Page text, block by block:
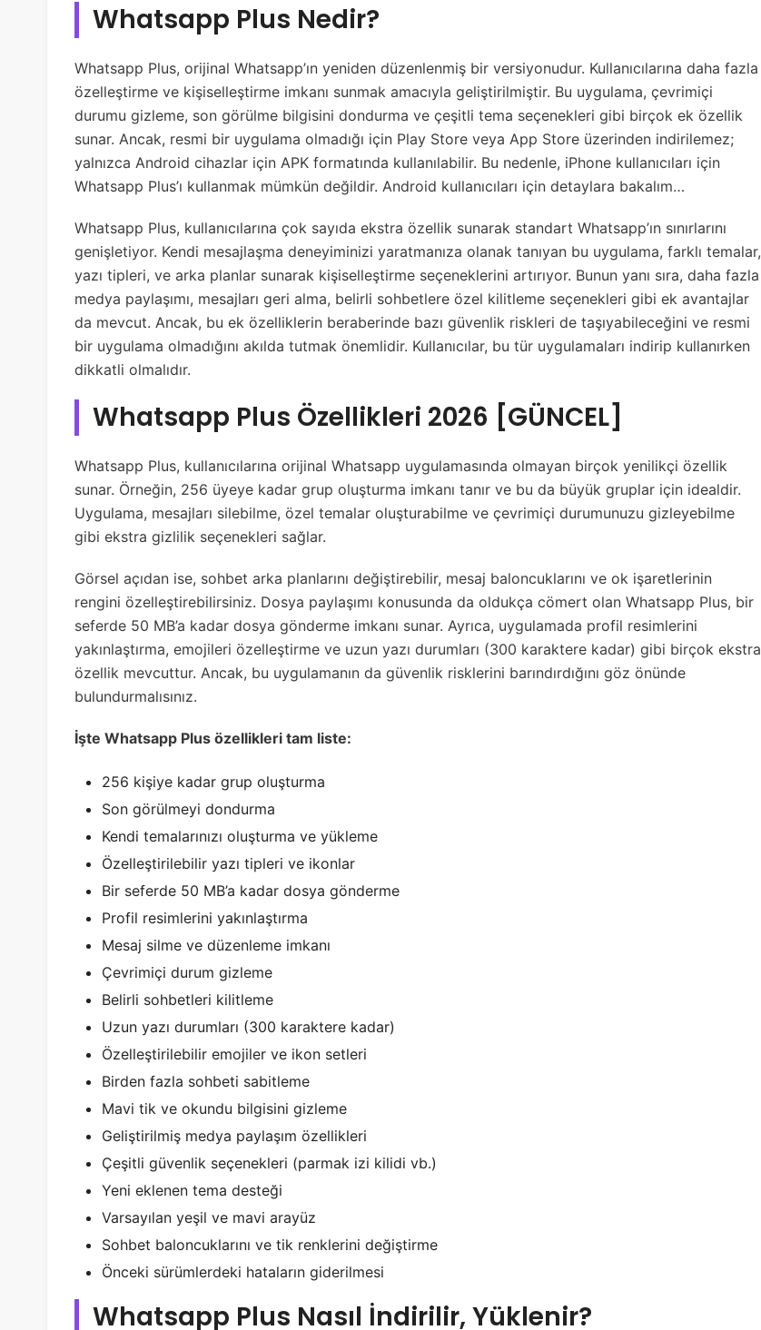
Whatsapp Plus Nedir?
Whatsapp Plus, orijinal Whatsapp’ın yeniden düzenlenmiş bir versiyonudur. Kullanıcılarına daha fazla
özelleştirme ve kişiselleştirme imkanı sunmak amacıyla geliştirilmiştir. Bu uygulama, çevrimiçi
durumu gizleme, son görülme bilgisini dondurma ve çeşitli tema seçenekleri gibi birçok ek özellik
sunar. Ancak, resmi bir uygulama olmadığı için Play Store veya App Store üzerinden indirilemez;
yalnızca Android cihazlar için APK formatında kullanılabilir. Bu nedenle, iPhone kullanıcıları için
Whatsapp Plus’ı kullanmak mümkün değildir. Android kullanıcıları için detaylara bakalım…
Whatsapp Plus, kullanıcılarına çok sayıda ekstra özellik sunarak standart Whatsapp’ın sınırlarını
genişletiyor. Kendi mesajlaşma deneyiminizi yaratmanıza olanak tanıyan bu uygulama, farklı temalar,
yazı tipleri, ve arka planlar sunarak kişiselleştirme seçeneklerini artırıyor. Bunun yanı sıra, daha fazla
medya paylaşımı, mesajları geri alma, belirli sohbetlere özel kilitleme seçenekleri gibi ek avantajlar
da mevcut. Ancak, bu ek özelliklerin beraberinde bazı güvenlik riskleri de taşıyabileceğini ve resmi
bir uygulama olmadığını akılda tutmak önemlidir. Kullanıcılar, bu tür uygulamaları indirip kullanırken
dikkatli olmalıdır.
Whatsapp Plus Özellikleri 2026 [GÜNCEL]
Whatsapp Plus, kullanıcılarına orijinal Whatsapp uygulamasında olmayan birçok yenilikçi özellik
sunar. Örneğin, 256 üyeye kadar grup oluşturma imkanı tanır ve bu da büyük gruplar için idealdir.
Uygulama, mesajları silebilme, özel temalar oluşturabilme ve çevrimiçi durumunuzu gizleyebilme
gibi ekstra gizlilik seçenekleri sağlar.
Görsel açıdan ise, sohbet arka planlarını değiştirebilir, mesaj baloncuklarını ve ok işaretlerinin
rengini özelleştirebilirsiniz. Dosya paylaşımı konusunda da oldukça cömert olan Whatsapp Plus, bir
seferde 50 MB’a kadar dosya gönderme imkanı sunar. Ayrıca, uygulamada profil resimlerini
yakınlaştırma, emojileri özelleştirme ve uzun yazı durumları (300 karaktere kadar) gibi birçok ekstra
özellik mevcuttur. Ancak, bu uygulamanın da güvenlik risklerini barındırdığını göz önünde
bulundurmalısınız.
İşte Whatsapp Plus özellikleri tam liste:
256 kişiye kadar grup oluşturma
Son görülmeyi dondurma
Kendi temalarınızı oluşturma ve yükleme
Özelleştirilebilir yazı tipleri ve ikonlar
Bir seferde 50 MB’a kadar dosya gönderme
Profil resimlerini yakınlaştırma
Mesaj silme ve düzenleme imkanı
Çevrimiçi durum gizleme
Belirli sohbetleri kilitleme
Uzun yazı durumları (300 karaktere kadar)
Özelleştirilebilir emojiler ve ikon setleri
Birden fazla sohbeti sabitleme
Mavi tik ve okundu bilgisini gizleme
Geliştirilmiş medya paylaşım özellikleri
Çeşitli güvenlik seçenekleri (parmak izi kilidi vb.)
Yeni eklenen tema desteği
Varsayılan yeşil ve mavi arayüz
Sohbet baloncuklarını ve tik renklerini değiştirme
Önceki sürümlerdeki hataların giderilmesi
Whatsapp Plus Nasıl İndirilir, Yüklenir?